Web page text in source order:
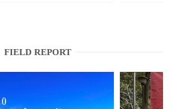
FIELD REPORT